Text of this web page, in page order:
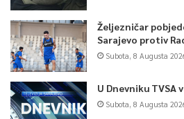
Željezničar
Sarajevo protiv
Subota, 8 Augusta
U Dnevniku TVSA
Subota, 8 Augusta